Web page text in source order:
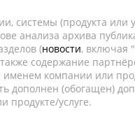
системы (продукта или
анализа архива
(новости, включая
содержание
компании или
дополнен (обогащен)
продукте/услуге.